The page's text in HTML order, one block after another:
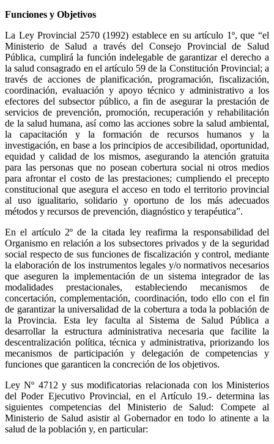
Funciones y Objetivos
La Ley Provincial 2570 (1992) establece en su artículo 1º, que “el
Ministerio de Salud a través del Consejo Provincial de Salud
Pública, cumplirá la función indelegable de garantizar el derecho a
la salud consagrado en el artículo 59 de la Constitución Provincial; a
través de acciones de planificación, programación, fiscalización,
coordinación, evaluación y apoyo técnico y administrativo a los
efectores del subsector público, a fin de asegurar la prestación de
servicios de prevención, promoción, recuperación y rehabilitación
de la salud humana, así como las acciones sobre la salud ambiental,
la capacitación y la formación de recursos humanos y la
investigación, en base a los principios de accesibilidad, oportunidad,
equidad y calidad de los mismos, asegurando la atención gratuita
para las personas que no posean cobertura social ni otros medios
para afrontar el costo de las prestaciones; cumpliendo el precepto
constitucional que asegura el acceso en todo el territorio provincial
al uso igualitario, solidario y oportuno de los más adecuados
métodos y recursos de prevención, diagnóstico y terapéutica”.
En el artículo 2º de la citada ley reafirma la responsabilidad del
Organismo en relación a los subsectores privados y de la seguridad
social respecto de sus funciones de fiscalización y control, mediante
la elaboración de los instrumentos legales y/o normativos necesarios
que aseguren la implementación de un sistema integrador de las
modalidades prestacionales, estableciendo mecanismos de
concertación, complementación, coordinación, todo ello con el fin
de garantizar la universalidad de la cobertura a toda la población de
la Provincia. Esta ley faculta al Sistema de Salud Pública a
desarrollar la estructura administrativa necesaria que facilite la
descentralización política, técnica y administrativa, priorizando los
mecanismos de participación y delegación de competencias y
funciones que garanticen la concreción de los objetivos.
Ley Nº 4712 y sus modificatorias relacionada con los Ministerios
del Poder Ejecutivo Provincial, en el Artículo 19.- determina las
siguientes competencias del Ministerio de Salud: Compete al
Ministerio de Salud asistir al Gobernador en todo lo atinente a la
salud de la población y, en particular: